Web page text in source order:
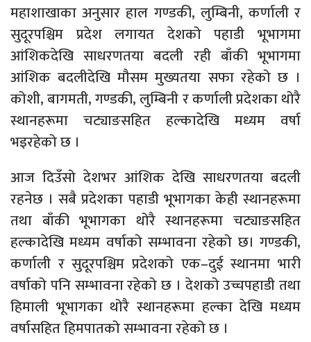
महाशाखाका अनुसार हाल गण्डकी, लुम्बिनी, कर्णाली र
सुदूरपश्चिम प्रदेश लगायत देशको पहाडी भूभागमा
आंशिकदेखि साधरणतया बदली रही बाँकी भूभागमा
आंशिक बदलीदेखि मौसम मुख्यतया सफा रहेको छ ।
कोशी, बागमती, गण्डकी, लुम्बिनी र कर्णाली प्रदेशका थोरै
स्थानहरूमा चट्याङसहित हल्कादेखि मध्यम वर्षा
भइरहेको छ ।
आज दिउँसो देशभर आंशिक देखि साधरणतया बदली
रहनेछ । सबै प्रदेशका पहाडी भूभागका केही स्थानहरूमा
तथा बाँकी भूभागका थोरै स्थानहरूमा चट्याङसहित
हल्कादेखि मध्यम वर्षाको सम्भावना रहेको छ। गण्डकी,
कर्णाली र सुदूरपश्चिम प्रदेशको एक–दुई स्थानमा भारी
वर्षाको पनि सम्भावना रहेको छ । देशको उच्चपहाडी तथा
हिमाली भूभागका थोरै स्थानहरूमा हल्का देखि मध्यम
वर्षासहित हिमपातको सम्भावना रहेको छ ।